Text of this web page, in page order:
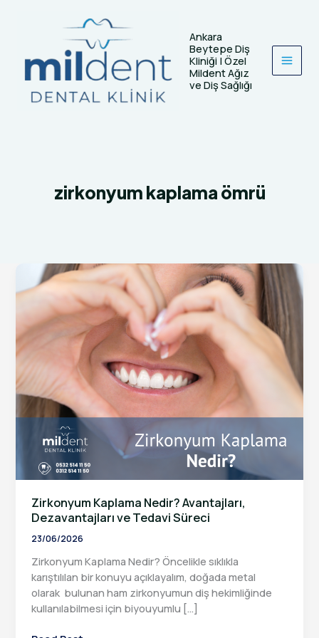
Ankara
Beytepe Diş
Kliniği | Özel
Mildent Ağız
ve Diş Sağlığı
zirkonyum kaplama ömrü
Zirkonyum Kaplama Nedir? Avantajları,
Dezavantajları ve Tedavi Süreci
23/06/2026
Zirkonyum Kaplama Nedir? Öncelikle sıklıkla
karıştılılan bir konuyu açıklayalım, doğada metal
olarak bulunan ham zirkonyumun diş hekimliğinde
kullanılabilmesi için biyouyumlu […]